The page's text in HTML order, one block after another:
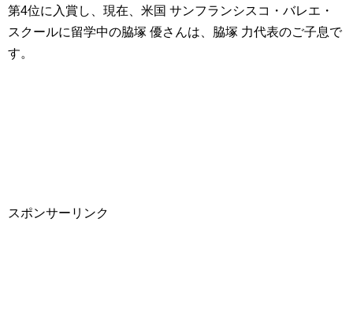
第4位に入賞し、現在、米国 サンフランシスコ・バレエ・
スクールに留学中の脇塚 優さんは、脇塚 力代表のご子息で
す。
スポンサーリンク